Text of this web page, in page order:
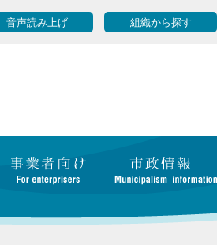
音声読み上げ 組織から探す